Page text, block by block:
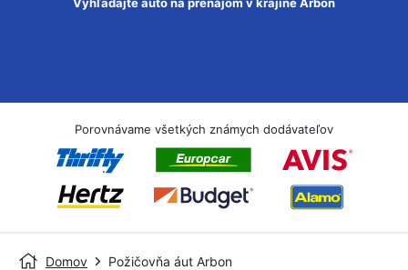
Porovnávame všetkých známych dodávateľov
Domov Požičovňa áut Arbon